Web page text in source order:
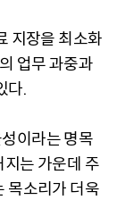
지장을 최소화
업무 과중과
다.
이라는 명목
는 가운데 주
목소리가 더욱